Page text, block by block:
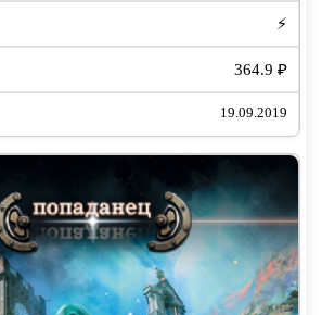
попал в число счастливчиков.
Боль… Что-то разорвалось в
Господи, прими душу раба твоего!
жизнь люблю!.. Вспышка!!!
⚡
364.9 ₽
19.09.2019